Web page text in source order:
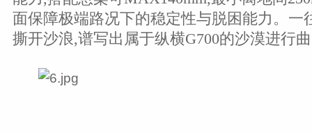
面保障极端路况下的稳定性与脱困能力。一
撕开沙浪,谱写出属于纵横G700的沙漠进行